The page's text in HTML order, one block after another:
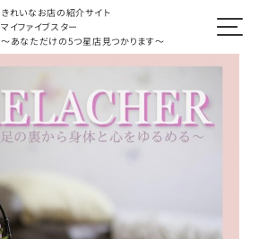
きれいなお店の紹介サイト
マイファイブスター
～あなただけの5つ星店見つかります～